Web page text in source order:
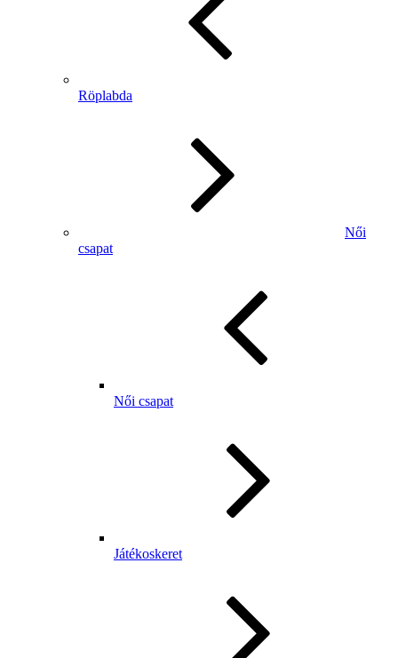
Röplabda
Női
csapat
Női csapat
Játékoskeret